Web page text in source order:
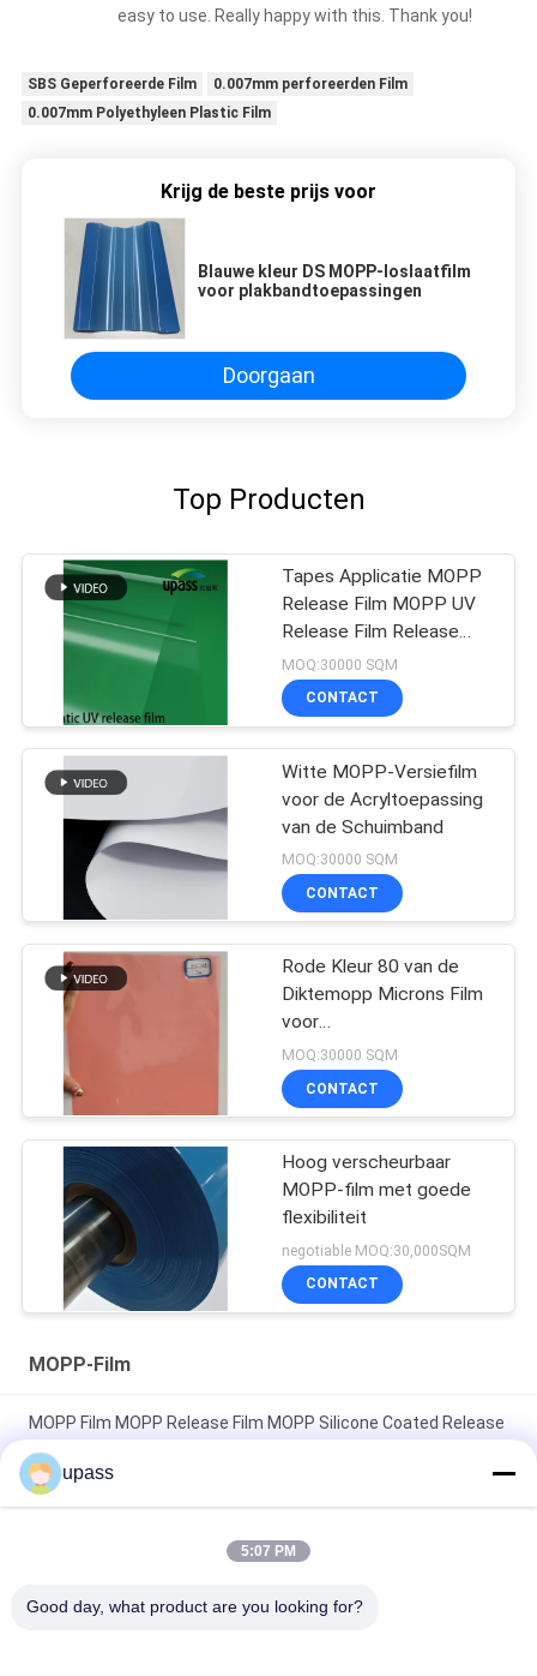
easy to use. Really happy with this. Thank you!
SBS Geperforeerde Film
0.007mm perforeerden Film
0.007mm Polyethyleen Plastic Film
Krijg de beste prijs voor
Blauwe kleur DS MOPP-loslaatfilm
voor plakbandtoepassingen
Doorgaan
Top Producten
Tapes Applicatie MOPP
Release Film MOPP UV
Release Film Release
Liner
MOQ:30000 SQM
CONTACT
Witte MOPP-Versiefilm
voor de Acryltoepassing
van de Schuimband
MOQ:30000 SQM
CONTACT
Rode Kleur 80 van de
Diktemopp Microns Film
voor
Verpakkingstoepassing
MOQ:30000 SQM
CONTACT
Hoog verscheurbaar
MOPP-film met goede
flexibiliteit
negotiable MOQ:30,000SQM
CONTACT
MOPP-Film
MOPP Film MOPP Release Film MOPP Silicone Coated Release
Liner
Goede lichttransmissie MOPP Release Liner met glad
loskracht
upass
5:07 PM
Good day, what product are you looking for?